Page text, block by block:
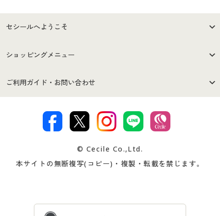
セシールへようこそ
はじめての方へ
セシールご利用規約
著作権・商標について 会社案内
ショッピングメニュー
商品カテゴリ
プレゼント＆キャンペーン サイトマップ
ご利用ガイド・お問い合わせ
交換・返品は お支払は
ついて
忘れの場合
© Cecile Co.,Ltd.
本サイトの無断複写(コピー)・複製・転載を禁じます。